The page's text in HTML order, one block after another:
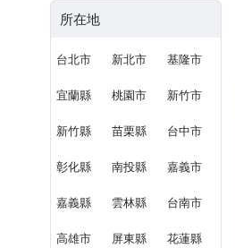
所在地
台北市 新北市 基隆市
宜蘭縣 桃園市 新竹市
新竹縣 苗栗縣 台中市
彰化縣 南投縣 嘉義市
嘉義縣 雲林縣 台南市
高雄市 屏東縣 花蓮縣